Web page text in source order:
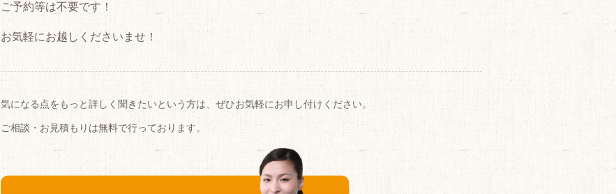
ご予約等は不要です！
お気軽にお越しくださいませ！
気になる点をもっと詳しく聞きたいという方は、ぜひお気軽にお申し付けください。
ご相談・お見積もりは無料で行っております。